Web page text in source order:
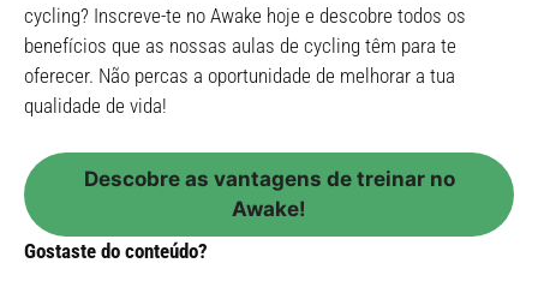
cycling? Inscreve-te no Awake hoje e descobre todos os
benefícios que as nossas aulas de cycling têm para te
oferecer. Não percas a oportunidade de melhorar a tua
qualidade de vida!
Descobre as vantagens de treinar no
Awake!
Gostaste do conteúdo?